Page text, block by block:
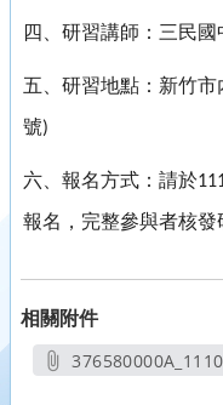
四、研習講師：三民
五、研習地點：新竹市
號)
六、報名方式：請於
報名，完整參與者核發
相關附件